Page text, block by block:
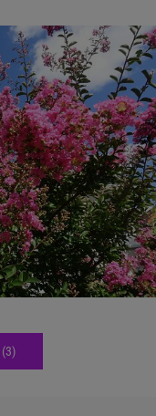
(3)